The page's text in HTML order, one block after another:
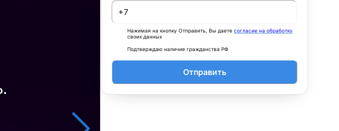
Нажимая на кнопку Отправить, Вы даетесогласие на обработку
своих данных
Подтверждаю наличие гражданства РФ
Отправить